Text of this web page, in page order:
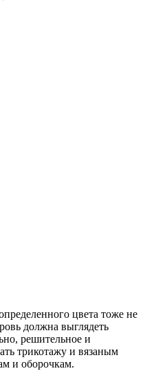
цвета тоже не
должна выглядеть
решительное и
трикотажу и вязаным
и оборочкам.